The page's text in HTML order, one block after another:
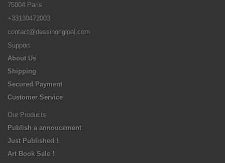
75004 Paris
+33130472003
contact@dessinoriginal.com
Support
About Us
Shipping
Secured Payment
Customer Service
Our Products
Publish a annoucement
Just Published !
Art Book Sale !